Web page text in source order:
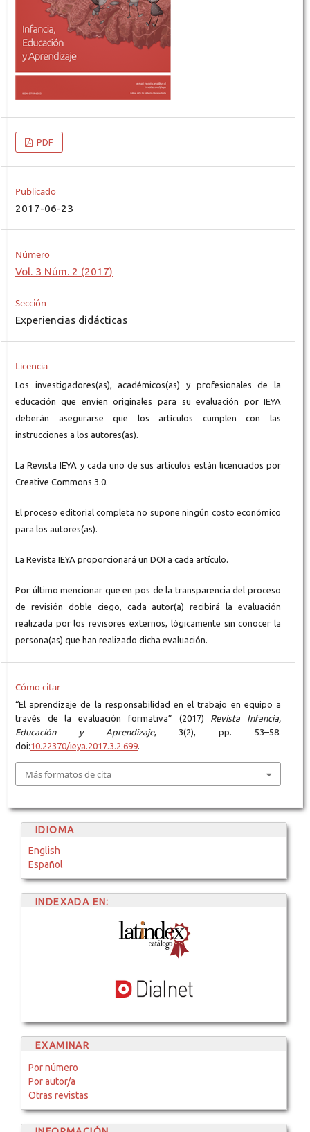
PDF
Publicado
2017-06-23
Número
Vol. 3 Núm. 2 (2017)
Sección
Experiencias didácticas
Licencia
Los investigadores(as), académicos(as) y profesionales de la
educación que envíen originales para su evaluación por IEYA
deberán asegurarse que los artículos cumplen con las
instrucciones a los autores(as).
La Revista IEYA y cada uno de sus artículos están licenciados por
Creative Commons 3.0.
El proceso editorial completa no supone ningún costo económico
para los autores(as).
La Revista IEYA proporcionará un DOI a cada artículo.
Por último mencionar que en pos de la transparencia del proceso
de revisión doble ciego, cada autor(a) recibirá la evaluación
realizada por los revisores externos, lógicamente sin conocer la
persona(as) que han realizado dicha evaluación.
Cómo citar
“El aprendizaje de la responsabilidad en el trabajo en equipo a
través de la evaluación formativa” (2017) Revista Infancia,
Educación y Aprendizaje, 3(2), pp. 53–58.
doi:10.22370/ieya.2017.3.2.699.
Más formatos de cita
IDIOMA
English
Español
INDEXADA EN:
EXAMINAR
Por número
Por autor/a
Otras revistas